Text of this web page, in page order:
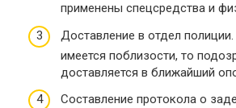
применены спецсредства и
Доставление в отдел полиции.
имеется поблизости, то
доставляется в ближайший
Составление протокола о